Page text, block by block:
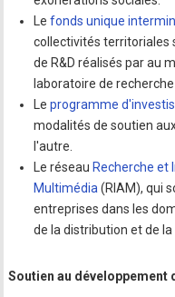
Lefonds unique
collectivités territoriales
de R&D réalisés par au
laboratoire de
Leprogramme
modalités de soutien
l'autre.
Le réseau Recherche et
Multimédia(RIAM), qui
entreprises dans les
de la distribution et de
Soutien au développement